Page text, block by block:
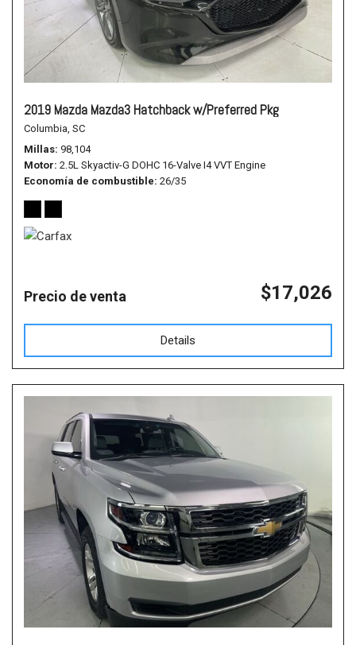
2019 Mazda Mazda3 Hatchback w/Preferred Pkg
Columbia, SC
Millas 98,104
Motor 2.5L Skyactiv-G DOHC 16-Valve I4 VVT Engine
Economía de combustible 26/35
Precio de venta $17,026
Details